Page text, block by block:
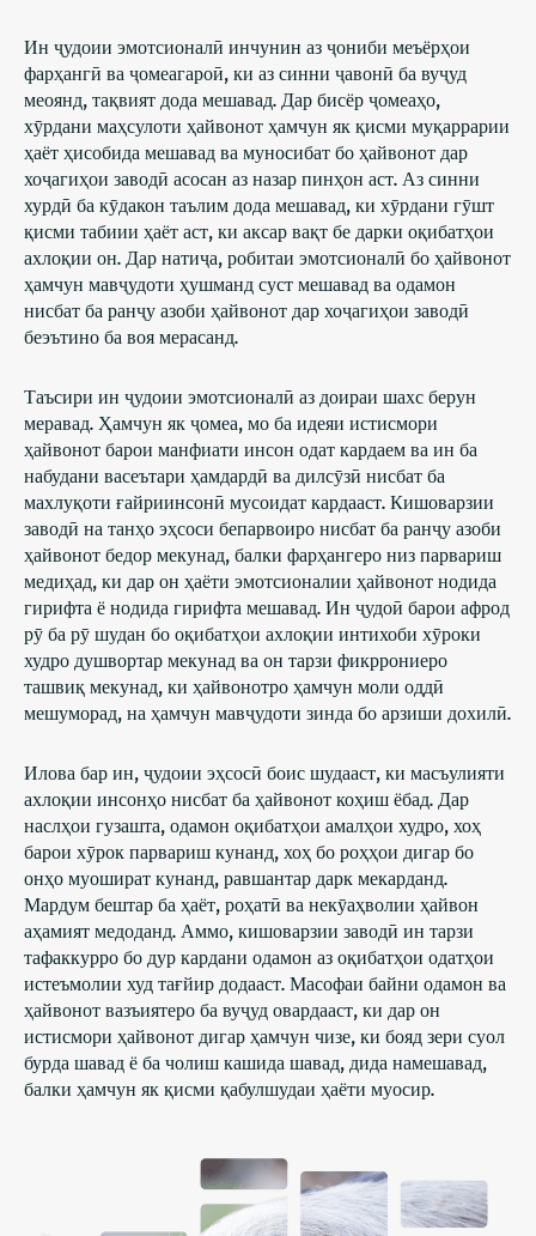
Ин ҷудоии эмотсионалӣ инчунин аз ҷониби меъёрҳои
фарҳангӣ ва ҷомеагароӣ, ки аз синни ҷавонӣ ба вуҷуд
меоянд, тақвият дода мешавад. Дар бисёр ҷомеаҳо,
хӯрдани маҳсулоти ҳайвонот ҳамчун як қисми муқаррарии
ҳаёт ҳисобида мешавад ва муносибат бо ҳайвонот дар
хоҷагиҳои заводӣ асосан аз назар пинҳон аст. Аз синни
хурдӣ ба кӯдакон таълим дода мешавад, ки хӯрдани гӯшт
қисми табиии ҳаёт аст, ки аксар вақт бе дарки оқибатҳои
ахлоқии он. Дар натиҷа, робитаи эмотсионалӣ бо ҳайвонот
ҳамчун мавҷудоти ҳушманд суст мешавад ва одамон
нисбат ба ранҷу азоби ҳайвонот дар хоҷагиҳои заводӣ
беэътино ба воя мерасанд.
Таъсири ин ҷудоии эмотсионалӣ аз доираи шахс берун
меравад. Ҳамчун як ҷомеа, мо ба идеяи истисмори
ҳайвонот барои манфиати инсон одат кардаем ва ин ба
набудани васеътари ҳамдардӣ ва дилсӯзӣ нисбат ба
махлуқоти ғайриинсонӣ мусоидат кардааст. Кишоварзии
заводӣ на танҳо эҳсоси бепарвоиро нисбат ба ранҷу азоби
ҳайвонот бедор мекунад, балки фарҳангеро низ парвариш
медиҳад, ки дар он ҳаёти эмотсионалии ҳайвонот нодида
гирифта ё нодида гирифта мешавад. Ин ҷудоӣ барои афрод
рӯ ба рӯ шудан бо оқибатҳои ахлоқии интихоби хӯроки
худро душвортар мекунад ва он тарзи фикррониеро
ташвиқ мекунад, ки ҳайвонотро ҳамчун моли оддӣ
мешуморад, на ҳамчун мавҷудоти зинда бо арзиши дохилӣ.
Илова бар ин, ҷудоии эҳсосӣ боис шудааст, ки масъулияти
ахлоқии инсонҳо нисбат ба ҳайвонот коҳиш ёбад. Дар
наслҳои гузашта, одамон оқибатҳои амалҳои худро, хоҳ
барои хӯрок парвариш кунанд, хоҳ бо роҳҳои дигар бо
онҳо муошират кунанд, равшантар дарк мекарданд.
Мардум бештар ба ҳаёт, роҳатӣ ва некӯаҳволии ҳайвон
аҳамият медоданд. Аммо, кишоварзии заводӣ ин тарзи
тафаккурро бо дур кардани одамон аз оқибатҳои одатҳои
истеъмолии худ тағйир додааст. Масофаи байни одамон ва
ҳайвонот вазъиятеро ба вуҷуд овардааст, ки дар он
истисмори ҳайвонот дигар ҳамчун чизе, ки бояд зери суол
бурда шавад ё ба чолиш кашида шавад, дида намешавад,
балки ҳамчун як қисми қабулшудаи ҳаёти муосир.